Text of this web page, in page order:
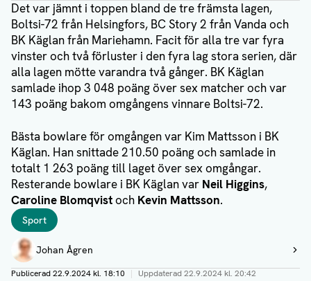
Det var jämnt i toppen bland de tre främsta lagen,
Boltsi-72 från Helsingfors, BC Story 2 från Vanda och
BK Käglan från Mariehamn. Facit för alla tre var fyra
vinster och två förluster i den fyra lag stora serien, där
alla lagen mötte varandra två gånger. BK Käglan
samlade ihop 3 048 poäng över sex matcher och var
143 poäng bakom omgångens vinnare Boltsi-72.
Bästa bowlare för omgången var Kim Mattsson i BK
Käglan. Han snittade 210.50 poäng och samlade in
totalt 1 263 poäng till laget över sex omgångar.
Resterande bowlare i BK Käglan var Neil Higgins,
Caroline Blomqvistoch Kevin Mattsson.
Taggar
Sport
Författare
Johan Ågren
Visa profil
Publicerad22.9.2024 kl. 18:10 | Uppdaterad22.9.2024 kl. 20:42